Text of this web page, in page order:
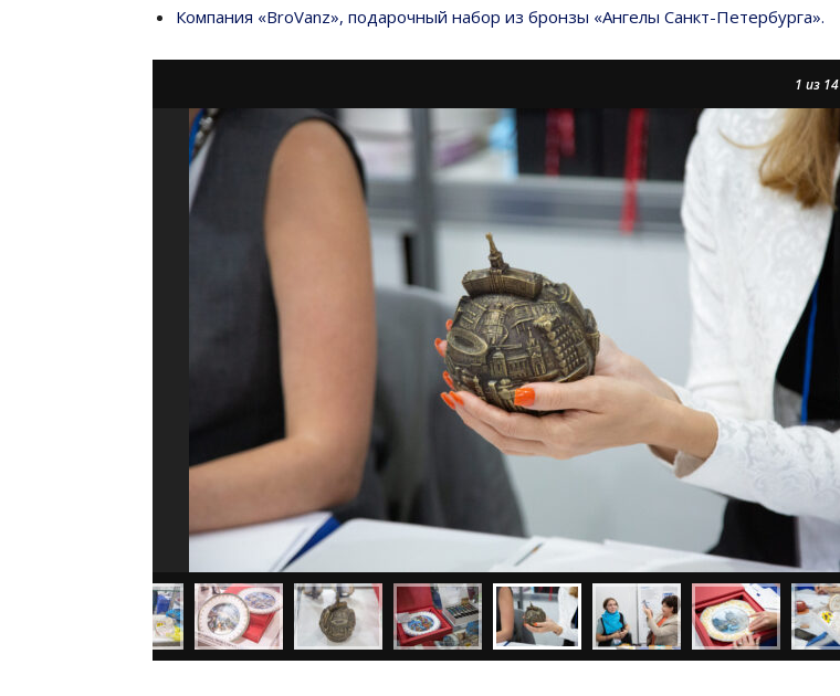
Компания «BroVanz», подарочный набор из бронзы «Ангелы Санкт-Петербурга».
1 из 14